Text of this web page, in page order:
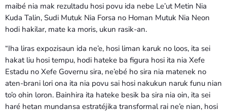
maibé nia mak rezultadu hosi povu ida nebe Le’ut Metin Nia
Kuda Talin, Sudi Mutuk Nia Forsa no Homan Mutuk Nia Neon
hodi hakilar, mate ka moris, ukun rasik-an.
“Iha liras expozisaun ida ne’e, hosi liman karuk no loos, ita sei
hakat liu hosi tempu, hodi hateke ba figura hosi ita nia Xefe
Estadu no Xefe Governu sira, ne’ebé ho sira nia matenek no
aten-brani lori ona ita nia povu sai hosi nakukun naruk funu nian
to’o ohin loron. Bainhira ita hateke besik ba sira nia oin, ita sei
haré hetan mundansa estratéjika transformal rai ne’e nian, hosi